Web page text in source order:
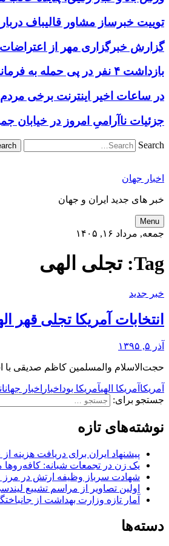
توییت خبرساز مشاور قالیباف
گزارش خبرگزاری مهر از
بازداشت ۴ نفر در پی حمله به فرمانداری فسا
در ساعات اخیر اینترنت برخی
جزئیات ناآرامیِ امروز در خیابان
Search
اخبار جهان
خبر های جدید ایران و جهان
Menu
جمعه, مرداد ۱۶, ۱۴۰۵
Tag: تجلی الهی
خبر جدید
انتخابات آمریکا تجلی قهر
آذر ۵, ۱۳۹۵
حجت‌الاسلام والمسلمین کاظم صدیقی
آمریکا آمریکا الهیآمریکا بود اخبار اخبار جهان
جستجو برای:
نوشته‌های تازه
پیشنهاد ایران برای دریافت هزینه
یک زن در تجمعات شبانه:
شهادت سرباز وظیفه ارتش در مرز
اولین تصاویر از مراسم تشییع
آمار تازه وزارت بهداشت از
دسته‌ها